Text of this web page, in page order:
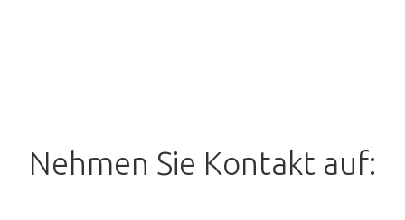
Nehmen Sie Kontakt auf: